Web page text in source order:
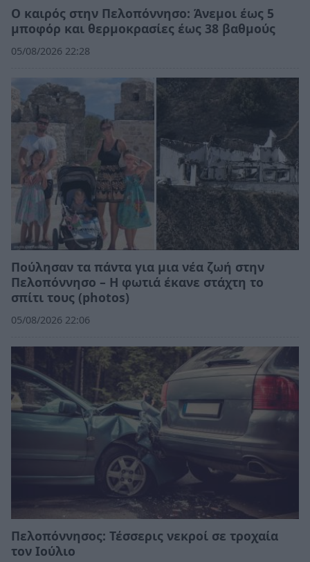
Ο καιρός στην Πελοπόννησο: Άνεμοι έως 5
μποφόρ και θερμοκρασίες έως 38 βαθμούς
05/08/2026 22:28
Πούλησαν τα πάντα για μια νέα ζωή στην
Πελοπόννησο – Η φωτιά έκανε στάχτη το
σπίτι τους (photos)
05/08/2026 22:06
Πελοπόννησος: Τέσσερις νεκροί σε τροχαία
τον Ιούλιο